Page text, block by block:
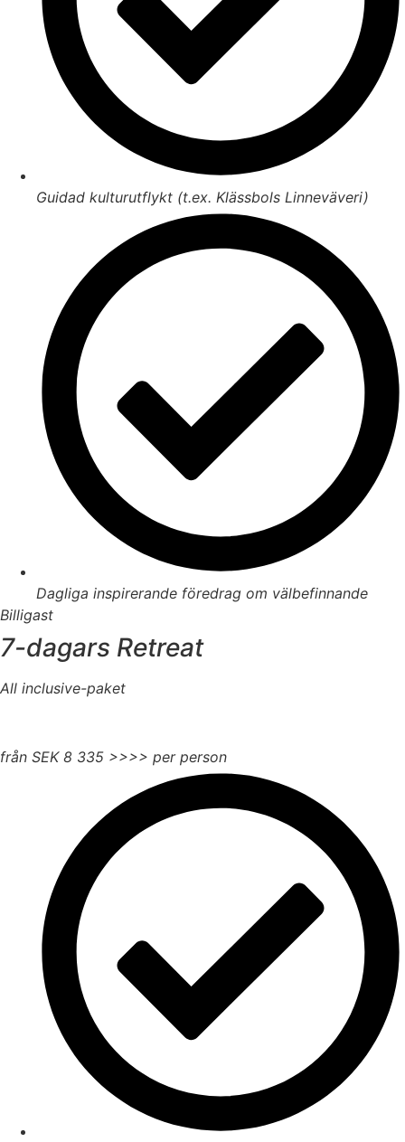
Guidad kulturutflykt (t.ex. Klässbols Linneväveri)
Dagliga inspirerande föredrag om välbefinnande
Billigast
7-dagars Retreat
All inclusive-paket
från SEK 8 335 >>>> per person